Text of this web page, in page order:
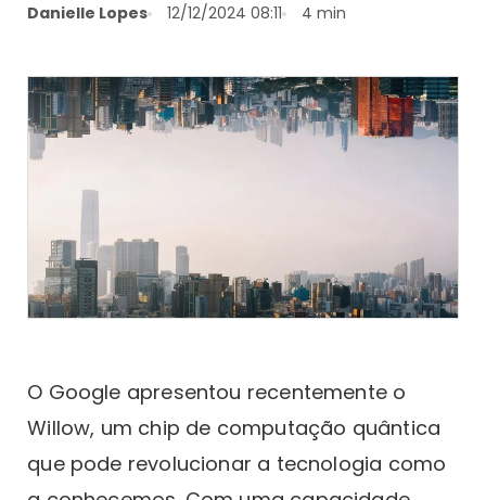
Danielle Lopes 12/12/2024 08:11 4 min
O Google apresentou recentemente o
Willow, um chip de computação quântica
que pode revolucionar a tecnologia como